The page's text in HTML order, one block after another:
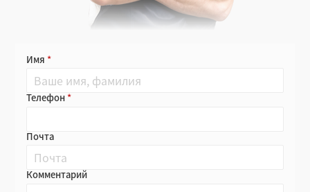
Имя
Телефон
Почта
Комментарий